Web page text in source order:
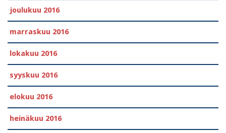
joulukuu 2016
marraskuu 2016
lokakuu 2016
syyskuu 2016
elokuu 2016
heinäkuu 2016